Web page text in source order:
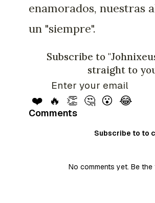
enamorados, nuestras
un "siempre".
Subscribe to
straight to
❤️ 🔥 👏 🤔 😮 😂
Comments
Subscribe to to
No comments yet. Be